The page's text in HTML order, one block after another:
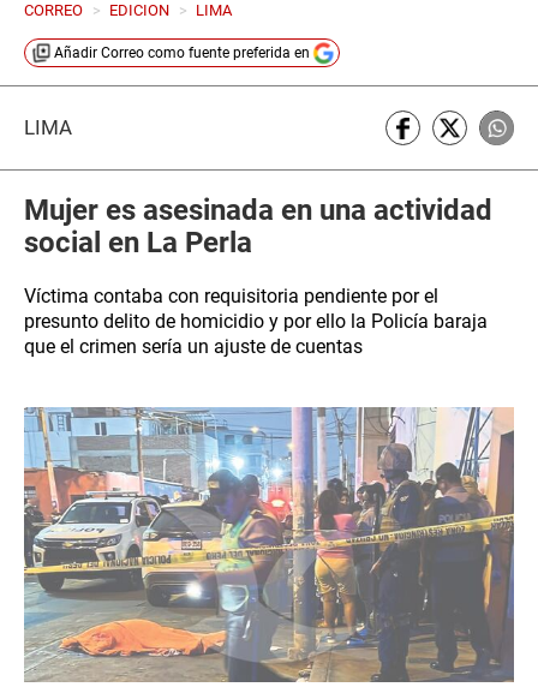
CORREO > EDICION > LIMA
Añadir Correo como fuente preferida en
LIMA
Mujer es asesinada en una actividad
social en La Perla
Víctima contaba con requisitoria pendiente por el
presunto delito de homicidio y por ello la Policía baraja
que el crimen sería un ajuste de cuentas